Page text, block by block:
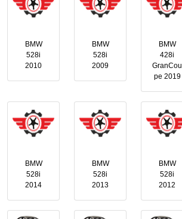
BMW
428i
GranCou
pe 2019
BMW
528i
2009
BMW
528i
2010
BMW
528i
2012
BMW
528i
2013
BMW
528i
2014